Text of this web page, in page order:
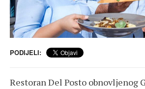
PODIJELI:
Restoran Del Posto obnovljenog